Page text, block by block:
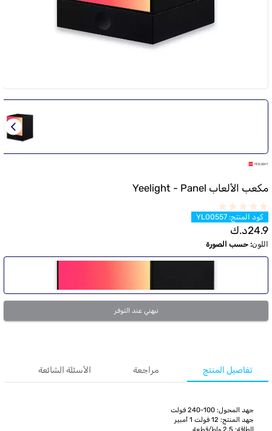
مكعب الألعاب Yeelight - Panel
كود المنتج:
YL00557
24.9د.ك
اللون: حسب الصورة
نبهني عند التوفر
تفاصيل المنتج مراجعة الأسئلة الشائعة
جهد المحول: 100-240 فولت
جهد المنتج: 12 فولت 1 أمبير